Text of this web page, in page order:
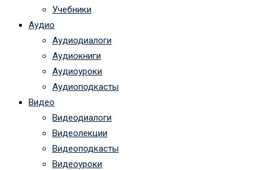
Учебники
Аудио
Аудиодиалоги
Аудиокниги
Аудиоуроки
Аудиоподкасты
Видео
Видеодиалоги
Видеолекции
Видеоподкасты
Видеоуроки